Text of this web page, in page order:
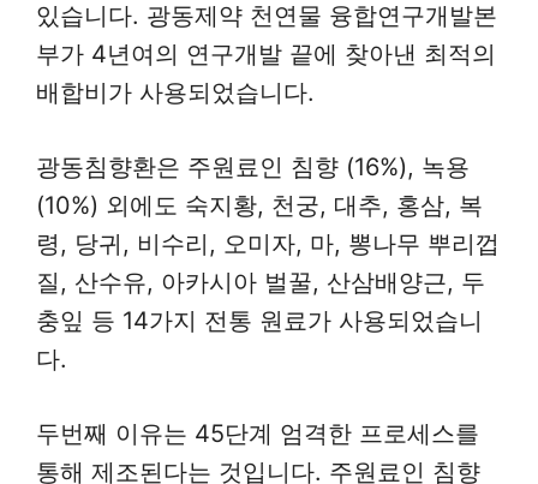
있습니다. 광동제약 천연물 융합연구개발본
부가 4년여의 연구개발 끝에 찾아낸 최적의
배합비가 사용되었습니다.
광동침향환은 주원료인 침향 (16%), 녹용
(10%) 외에도 숙지황, 천궁, 대추, 홍삼, 복
령, 당귀, 비수리, 오미자, 마, 뽕나무 뿌리껍
질, 산수유, 아카시아 벌꿀, 산삼배양근, 두
충잎 등 14가지 전통 원료가 사용되었습니
다.
두번째 이유는 45단계 엄격한 프로세스를
통해 제조된다는 것입니다. 주원료인 침향